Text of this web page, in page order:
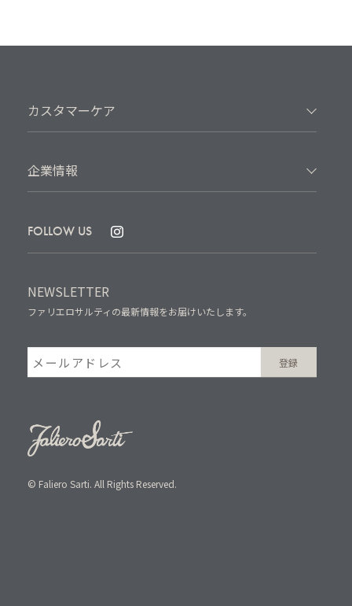
カスタマーケア
企業情報
FOLLOW US
NEWSLETTER
ファリエロサルティの最新情報をお届けいたします。
© Faliero Sarti. All Rights Reserved.